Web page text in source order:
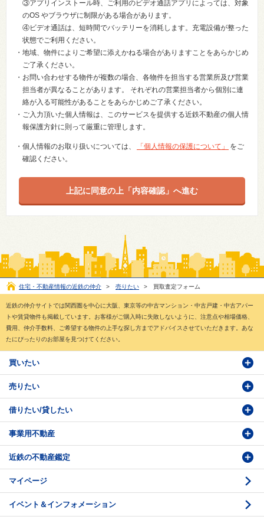
③アプリインストール時、ご利用のビデオ通話アプリによっては、対象
のOS やブラウザに制限がある場合があります。
④ビデオ通話は、短時間でバッテリーを消耗します。充電設備が整った
状態でご利用ください。
・地域、物件によりご希望に添えかねる場合がありますことをあらかじめ
ご了承ください。
・お問い合わせする物件が複数の場合、各物件を担当する営業所及び営業
担当者が異なることがあります。 それぞれの営業担当者から個別に連
絡が入る可能性があることをあらかじめご了承ください。
・ご入力頂いた個人情報は、このサービスを提供する近鉄不動産の個人情
報保護方針に則って厳重に管理します。
・個人情報のお取り扱いについては、 「個人情報の保護について」
をご
確認ください。
住宅・不動産情報の近鉄の仲介 > 売りたい > 買取査定フォーム
近鉄の仲介サイトでは関西圏を中心に大阪、東京等の中古マンション・中古戸建・中古アパー
トや賃貸物件も掲載しています。お客様がご購入時に失敗しないように、注意点や相場価格、
費用、仲介手数料、ご希望する物件の上手な探し方までアドバイスさせていただきます。あな
たにぴったりのお部屋を見つけてください。
買いたい
物件検索
物件番号検索
投資・事業用検索
購入のお問い合わせ
売りたい
価格査定依頼
売却相談
借りたい/貸したい
賃貸物件検索
学園前賃貸センター
賃貸借のお問い合わせ
事業用不動産
購入・売却の流れ
収益不動産の取扱
底地の資産性
近鉄の不動産鑑定
時価評価支援
鑑定評価ご相談例
マイページ
イベント＆インフォメーション